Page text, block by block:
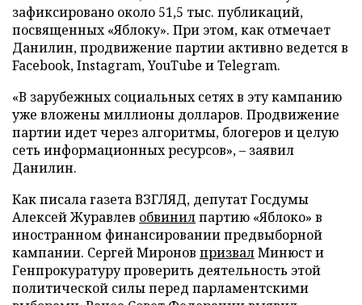
зафиксировано около 51,5 тыс. публикаций,
посвященных «Яблоку». При этом, как отмечает
Данилин, продвижение партии активно ведется в
Facebook, Instagram, YouTube и Telegram.
«В зарубежных социальных сетях в эту кампанию
уже вложены миллионы долларов. Продвижение
партии идет через алгоритмы, блогеров и целую
сеть информационных ресурсов», – заявил
Данилин.
Как писала газета ВЗГЛЯД, депутат Госдумы
Алексей Журавлев обвинилпартию «Яблоко» в
иностранном финансировании предвыборной
кампании. Сергей Миронов призвалМинюст и
Генпрокуратуру проверить деятельность этой
политической силы перед парламентскими